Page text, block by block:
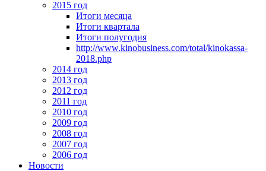
2015 год
Итоги месяца
Итоги квартала
Итоги полугодия
http://www.kinobusiness.com/total/kinokassa-
2018.php
2014 год
2013 год
2012 год
2011 год
2010 год
2009 год
2008 год
2007 год
2006 год
Новости